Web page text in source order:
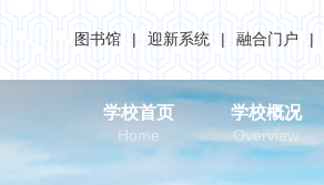
图书馆 | 迎新系统 | 融合门户 |
学校首页
Home
学校概况
Overview